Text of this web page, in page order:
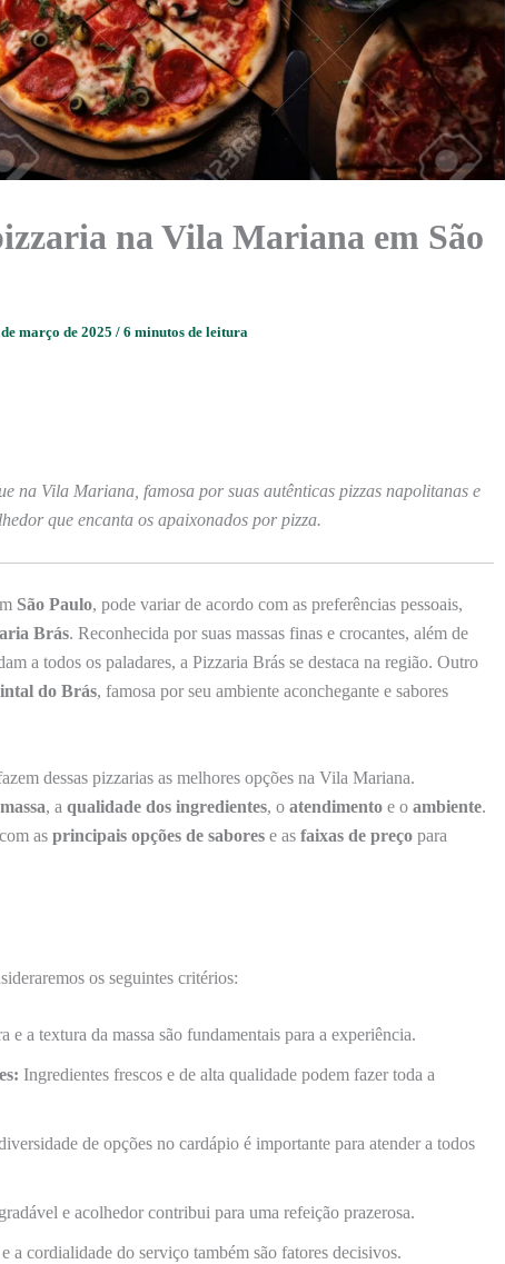
na Vila Mariana em São
março de 2025 / 6 minutos de leitura
na Vila Mariana, famosa por suas autênticas pizzas napolitanas e
que encanta os apaixonados por pizza.
São Paulo, pode variar de acordo com as preferências pessoais,
Brás. Reconhecida por suas massas finas e crocantes, além de
a todos os paladares, a Pizzaria Brás se destaca na região. Outro
do Brás, famosa por seu ambiente aconchegante e sabores
dessas pizzarias as melhores opções na Vila Mariana.
, a qualidade dos ingredientes, o atendimento e o ambiente.
as principais opções de sabores e as faixas de preço para
os seguintes critérios:
e a textura da massa são fundamentais para a experiência.
Ingredientes frescos e de alta qualidade podem fazer toda a
de opções no cardápio é importante para atender a todos
e acolhedor contribui para uma refeição prazerosa.
a cordialidade do serviço também são fatores decisivos.